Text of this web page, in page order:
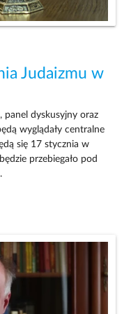
Judaizmu w
dyskusyjny oraz
wyglądały centralne
się 17 stycznia w
przebiegało pod